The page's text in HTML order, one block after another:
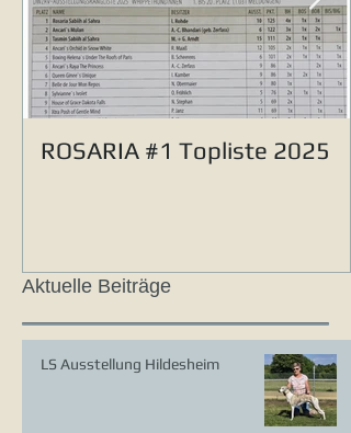
ROSARIA #1 Topliste 2025
Aktuelle Beiträge
LS Ausstellung Hildesheim